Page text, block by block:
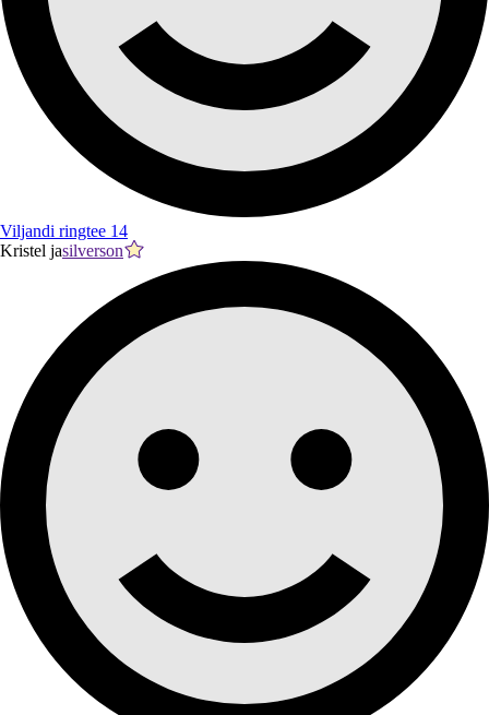
Viljandi ringtee 14
Kristel jasilverson